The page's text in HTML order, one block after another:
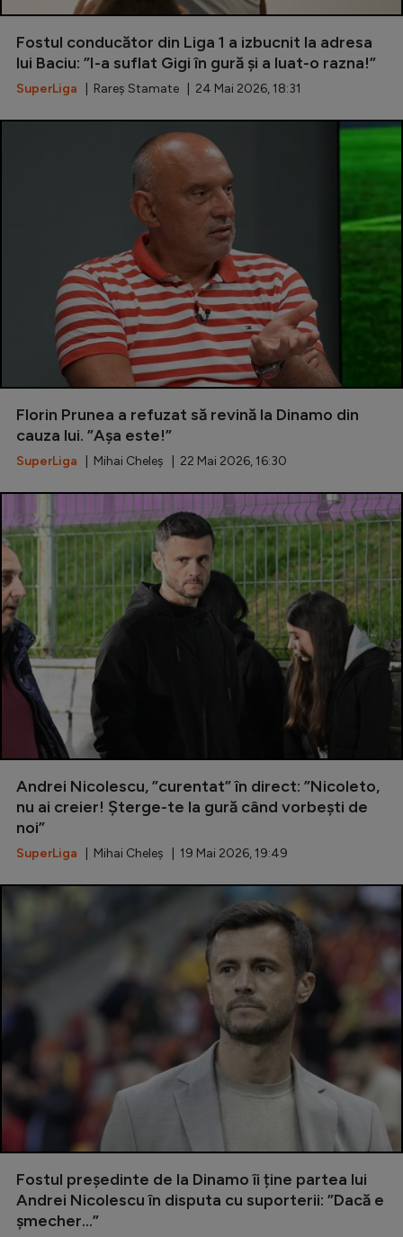
Fostul conducător din Liga 1 a izbucnit la adresa
lui Baciu: ”I-a suflat Gigi în gură și a luat-o razna!”
SuperLiga | Rareș Stamate | 24 Mai 2026, 18:31
Florin Prunea a refuzat să revină la Dinamo din
cauza lui. ”Așa este!”
SuperLiga | Mihai Cheleș | 22 Mai 2026, 16:30
Andrei Nicolescu, ”curentat” în direct: ”Nicoleto,
nu ai creier! Șterge-te la gură când vorbești de
noi”
SuperLiga | Mihai Cheleș | 19 Mai 2026, 19:49
Fostul președinte de la Dinamo îi ține partea lui
Andrei Nicolescu în disputa cu suporterii: ”Dacă e
șmecher...”